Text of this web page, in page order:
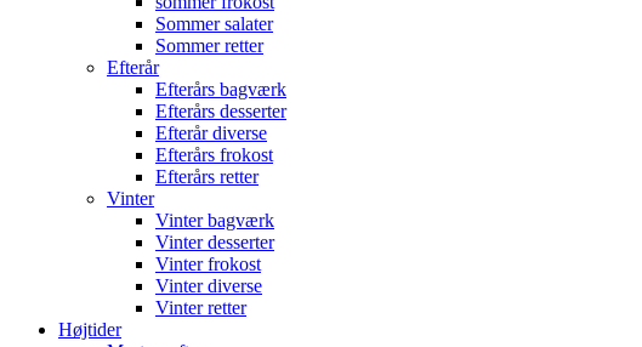
Sommer salater
Sommer retter
Efterår
Efterårs bagværk
Efterårs desserter
Efterår diverse
Efterårs frokost
Efterårs retter
Vinter
Vinter bagværk
Vinter desserter
Vinter frokost
Vinter diverse
Vinter retter
Højtider